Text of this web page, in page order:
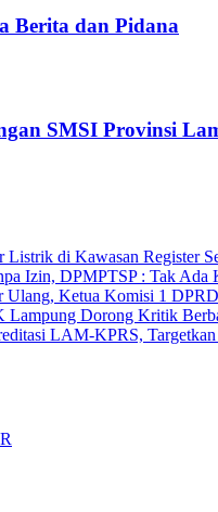
Berita dan Pidana
SMSI Provinsi
di Kawasan Register
Izin, DPMPTSP : Tak
Ketua Komisi 1
Dorong Kritik
LAM-KPRS, Targetkan